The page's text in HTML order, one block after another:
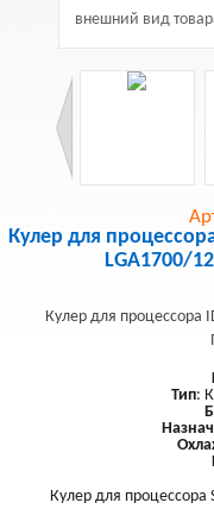
внешний вид
Кулер для
LGA1700/
Кулер для процессора
Тип:
Кулер для процессора